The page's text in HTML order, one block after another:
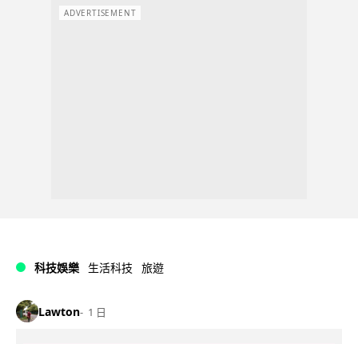
ADVERTISEMENT
科技娛樂 生活科技 旅遊
Lawton 1 日